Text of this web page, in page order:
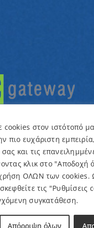
cookies στον ιστότοπό
πιο ευχάριστη
σας και τις
κλικ στο "Αποδοχή
ΟΛΩΝ των cookies.
τις "Ρυθμίσεις
συγκατάθεση.
Απόρριψη όλων
– Cyprus Association
related conditions “One
& Developed by
Conditions|Privacy